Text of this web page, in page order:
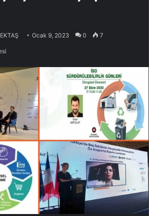
Ocak 9, 2023 0 7